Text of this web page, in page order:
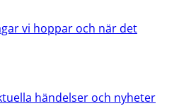
vi hoppar och när det
händelser och nyheter